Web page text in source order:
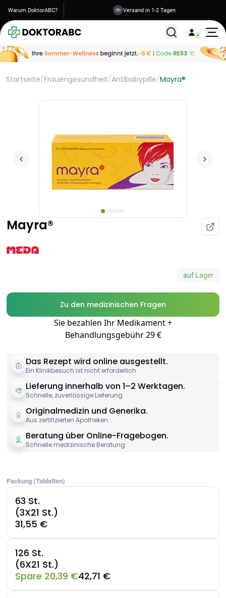
Warum DoktorABC? Versand in 1-2 Tagen
Alle
Startseite/Frauengesundheit/Antibabypille/Mayra®
Mayra®
auf Lager
Zu den medizinischen Fragen
Sie bezahlen Ihr Medikament +
Behandlungsgebühr 29 €
Das Rezept wird online ausgestellt.
Ein Klinikbesuch ist nicht erforderlich.
Lieferung innerhalb von 1–2 Werktagen.
Schnelle, zuverlässige Lieferung.
Originalmedizin und Generika.
Aus zertifizierten Apotheken.
Beratung über Online-Fragebogen.
Schnelle medizinische Beratung
Packung (Tabletten)
63 St.
(3X21 St.)
31,55 €
126 St.
(6X21 St.)
Spare 20,39 €42,71 €